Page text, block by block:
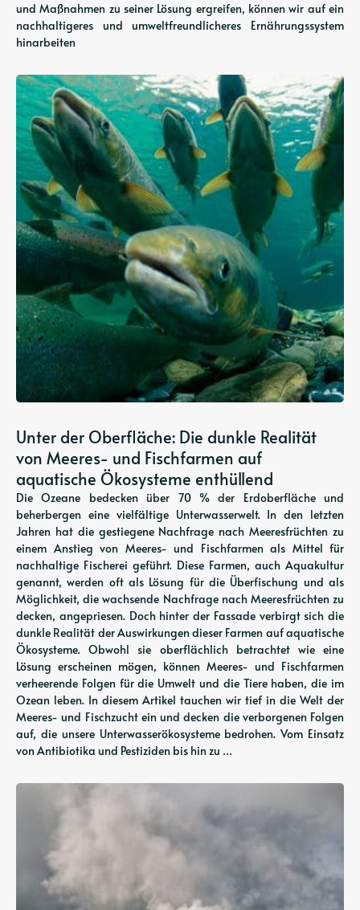
und Maßnahmen zu seiner Lösung ergreifen, können wir auf ein
nachhaltigeres und umweltfreundlicheres Ernährungssystem
hinarbeiten
Unter der Oberfläche: Die dunkle Realität
von Meeres- und Fischfarmen auf
aquatische Ökosysteme enthüllend
Die Ozeane bedecken über 70 % der Erdoberfläche und
beherbergen eine vielfältige Unterwasserwelt. In den letzten
Jahren hat die gestiegene Nachfrage nach Meeresfrüchten zu
einem Anstieg von Meeres- und Fischfarmen als Mittel für
nachhaltige Fischerei geführt. Diese Farmen, auch Aquakultur
genannt, werden oft als Lösung für die Überfischung und als
Möglichkeit, die wachsende Nachfrage nach Meeresfrüchten zu
decken, angepriesen. Doch hinter der Fassade verbirgt sich die
dunkle Realität der Auswirkungen dieser Farmen auf aquatische
Ökosysteme. Obwohl sie oberflächlich betrachtet wie eine
Lösung erscheinen mögen, können Meeres- und Fischfarmen
verheerende Folgen für die Umwelt und die Tiere haben, die im
Ozean leben. In diesem Artikel tauchen wir tief in die Welt der
Meeres- und Fischzucht ein und decken die verborgenen Folgen
auf, die unsere Unterwasserökosysteme bedrohen. Vom Einsatz
von Antibiotika und Pestiziden bis hin zu …